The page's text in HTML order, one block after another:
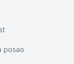
posao